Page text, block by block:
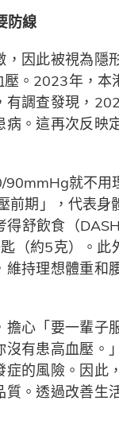
防線
因此被視為隱
。2023年，
有調查發現，
。這再次反映
90mmHg就不
期」，代表身
得舒飲食（
（約5克）。
持理想體重和
心「要一輩子
有患高血壓。
症的風險。因
。透過改善生